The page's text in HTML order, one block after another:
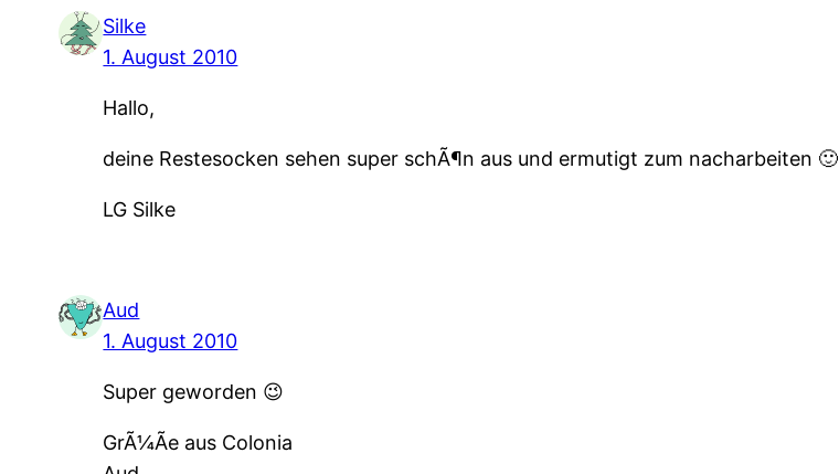
Silke
1. August 2010
Hallo,
deine Restesocken sehen super schÃ¶n aus und ermutigt zum nacharbeiten 🙂
LG Silke
Aud
1. August 2010
Super geworden 😉
GrÃ¼Ãe aus Colonia